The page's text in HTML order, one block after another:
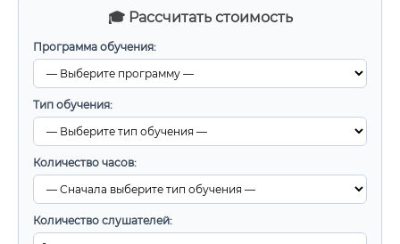
🎓 Рассчитать стоимость
Программа обучения:
Тип обучения:
Количество часов:
Количество слушателей: